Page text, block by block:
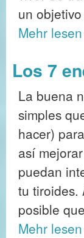
un
Mehr
Los 7
La buena
simples
hacer)
así
puedan
tu tiroides.
posible
Mehr